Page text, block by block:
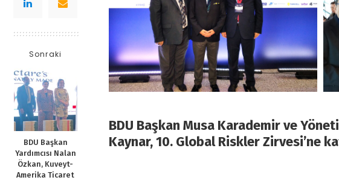
Sonraki
BDU Başkan
Yardımcısı Nalan
Özkan, Kuveyt-
Amerika Ticaret
BDU Başkan Musa Karademir ve
Kaynar, 10. Global Riskler Zirvesi’ne